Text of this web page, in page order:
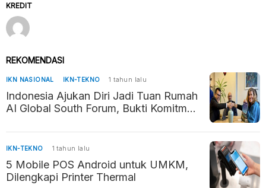
KREDIT
REKOMENDASI
IKN NASIONAL IKN-TEKNO 1 tahun lalu
Indonesia Ajukan Diri Jadi Tuan Rumah
AI Global South Forum, Bukti Komitmen
IKN-TEKNO 1 tahun lalu
5 Mobile POS Android untuk UMKM,
Dilengkapi Printer Thermal